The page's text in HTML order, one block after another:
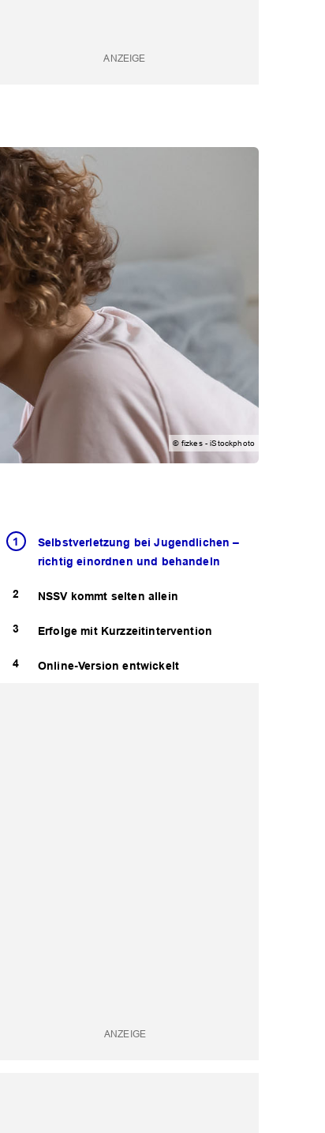
© fizkes - iStockphoto
Selbstverletzung bei Jugendlichen –
richtig einordnen und behandeln
NSSV kommt selten allein
Erfolge mit Kurzzeitintervention
Online-Version entwickelt